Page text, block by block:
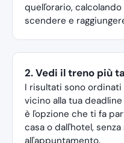
quell'orario,
scendere e
2. Vedi il treno più
I risultati sono
vicino alla tua
è l'opzione che ti fa
casa o dall'hotel,
all'appuntamento.